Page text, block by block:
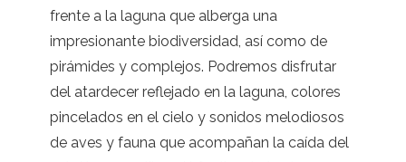
frente a la laguna que alberga una
impresionante biodiversidad, así como de
pirámides y complejos. Podremos disfrutar
del atardecer reflejado en la laguna, colores
pincelados en el cielo y sonidos melodiosos
de aves y fauna que acompañan la caída del